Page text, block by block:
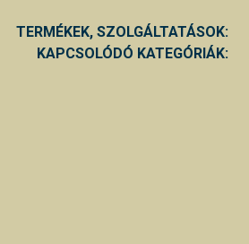
TERMÉKEK, SZOLGÁLTATÁSOK:
KAPCSOLÓDÓ KATEGÓRIÁK: